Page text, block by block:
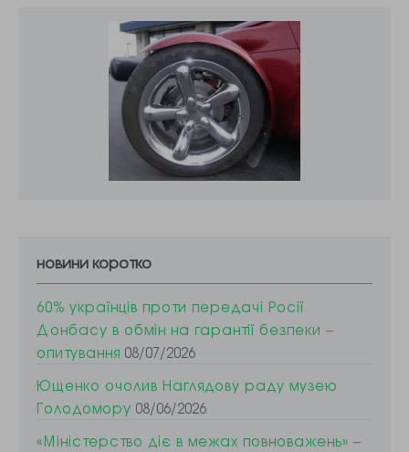
новини коротко
60% українців проти передачі Росії
Донбасу в обмін на гарантії безпеки –
опитування 08/07/2026
Ющенко очолив Наглядову раду музею
Голодомору 08/06/2026
«Міністерство діє в межах повноважень» –